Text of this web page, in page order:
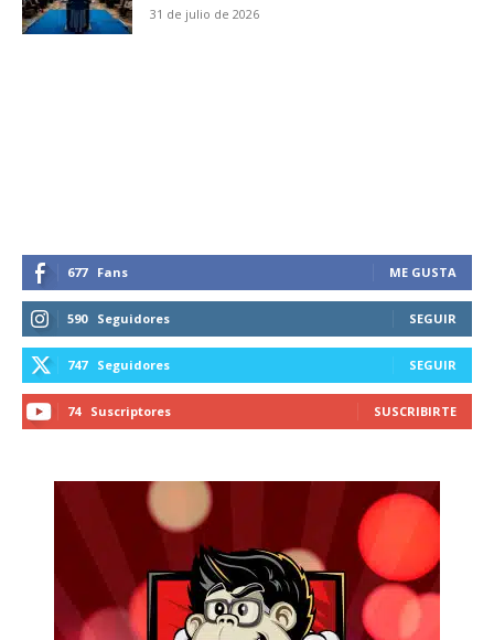
31 de julio de 2026
677 Fans ME GUSTA
590 Seguidores SEGUIR
747 Seguidores SEGUIR
74 Suscriptores SUSCRIBIRTE